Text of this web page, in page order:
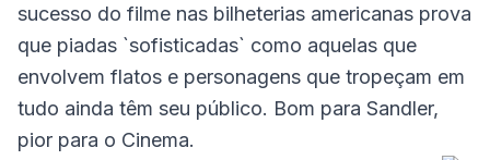
sucesso do filme nas bilheterias americanas prova
que piadas `sofisticadas` como aquelas que
envolvem flatos e personagens que tropeçam em
tudo ainda têm seu público. Bom para Sandler,
pior para o Cinema.